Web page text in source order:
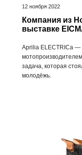
12 ноября 2022
Компания из
выставке
Aprilia ELECTRICa —
задача, которая
молодёжь.